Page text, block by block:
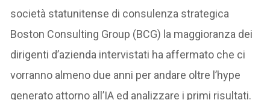
società statunitense di consulenza strategica
Boston Consulting Group (BCG) la maggioranza dei
dirigenti d’azienda intervistati ha affermato che ci
vorranno almeno due anni per andare oltre l’hype
generato attorno all’IA ed analizzare i primi risultati.